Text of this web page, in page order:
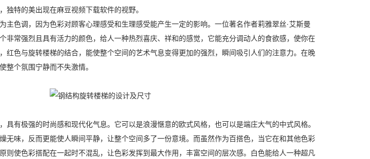
独特的美出现在麻豆视频下载软件的视野。
色调，因为色彩对顾客心理感受和生理感受能产生一定的影响。一位著名作者莉雅翠丝·艾斯曼
非常强烈且具有活力的颜色，给人一种热烈喜庆、祥和的感觉，它能充分调动人的食欲感，使你在
红色与旋转楼梯的结合，能使整个空间的艺术气息变得更加的强烈，瞬间吸引人们的注意力。在晚
整个氛围宁静而不失激情。
有极强的时尚感和现代化气息。它可以是浪漫惬意的欧式风格，也可以是端庄大气的中式风格。
无味，反而更能使人瞬间平静，让整个空间多了一份意境。而虽然作为百搭色，当它在和其他色彩
则使色彩搭配在一起时不混乱，让色彩发挥到最大作用，丰富空间的层次感。白色能给人一种超凡